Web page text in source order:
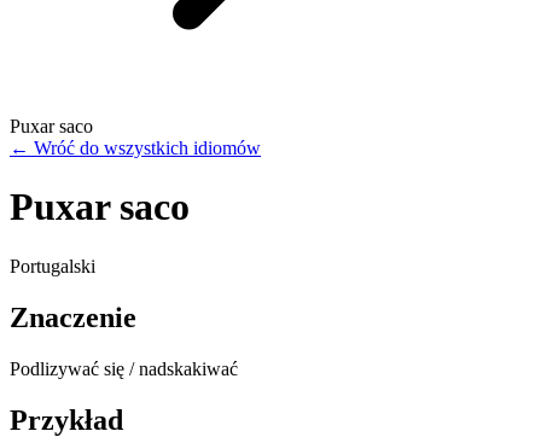
Puxar saco
← Wróć do wszystkich idiomów
Puxar saco
Portugalski
Znaczenie
Podlizywać się / nadskakiwać
Przykład